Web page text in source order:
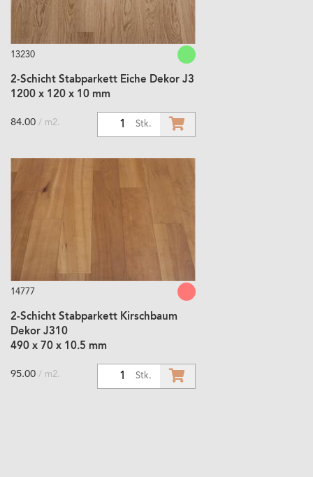
13230
2-Schicht Stabparkett Eiche Dekor J3
1200 x 120 x 10 mm
Stk.
84.00 / m2.
14777
2-Schicht Stabparkett Kirschbaum
Dekor J310
490 x 70 x 10.5 mm
Stk.
95.00 / m2.